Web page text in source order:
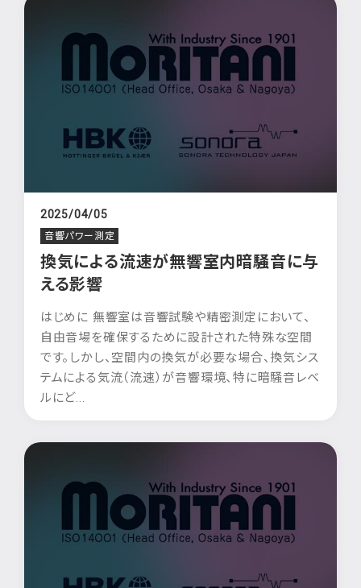
2025/04/05
音響パワー測定
換気による流速が無響室内暗騒音に与
える影響
はじめに 無響室は音響試験や精密測定において、
自由音場を確保するために設計された特殊な空間
です。しかし、空間内の換気が必要な場合、換気シス
テムによる気流（流速）が音響環境、特に暗騒音レベ
ルにど...